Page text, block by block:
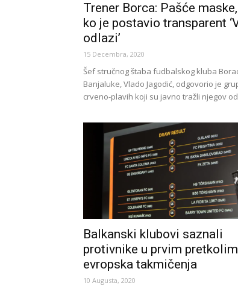
Trener Borca: Pašće
ko je postavio transparent
odlazi’
15 Decembra, 2020
Šef stručnog štaba fudbalskog kluba
Banjaluke, Vlado Jagodić, odgovorio je
crveno-plavih koji su javno tražli njegov
Balkanski klubovi saznali
protivnike u prvim
evropska takmičenja
10 Augusta, 2020